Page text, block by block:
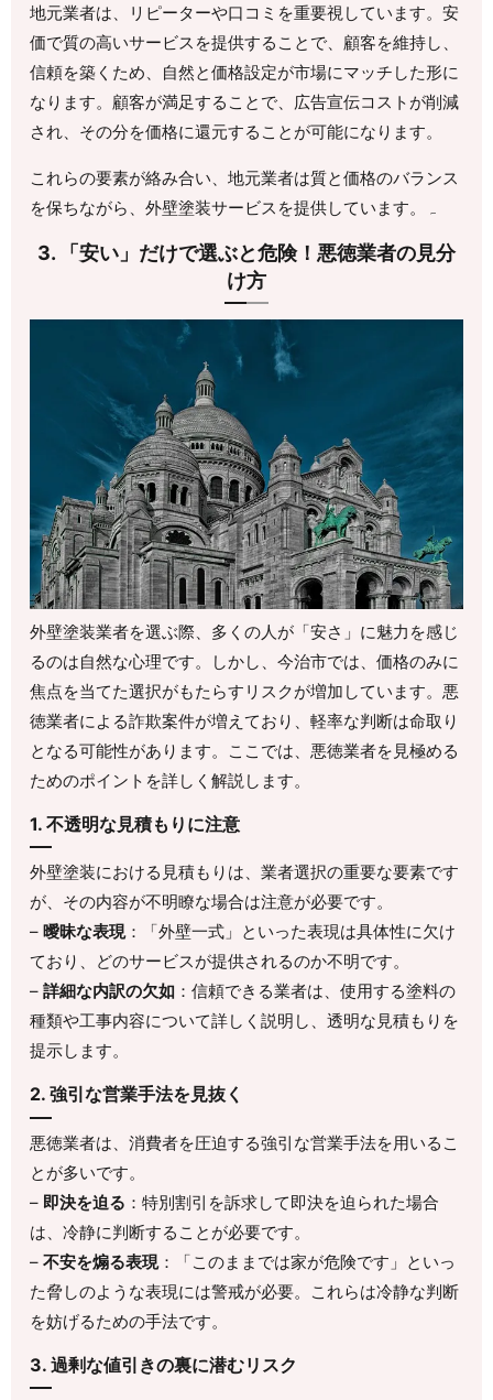
地元業者は、リピーターや口コミを重要視しています。安
価で質の高いサービスを提供することで、顧客を維持し、
信頼を築くため、自然と価格設定が市場にマッチした形に
なります。顧客が満足することで、広告宣伝コストが削減
され、その分を価格に還元することが可能になります。
これらの要素が絡み合い、地元業者は質と価格のバランス
3. 「安い」だけで選ぶと危険！悪徳業者の見分
け方
外壁塗装業者を選ぶ際、多くの人が「安さ」に魅力を感じ
るのは自然な心理です。しかし、今治市では、価格のみに
焦点を当てた選択がもたらすリスクが増加しています。悪
徳業者による詐欺案件が増えており、軽率な判断は命取り
となる可能性があります。ここでは、悪徳業者を見極める
ためのポイントを詳しく解説します。
1. 不透明な見積もりに注意
外壁塗装における見積もりは、業者選択の重要な要素です
が、その内容が不明瞭な場合は注意が必要です。
–曖昧な表現：「外壁一式」といった表現は具体性に欠け
ており、どのサービスが提供されるのか不明です。
–詳細な内訳の欠如 ：信頼できる業者は、使用する塗料の
種類や工事内容について詳しく説明し、透明な見積もりを
提示します。
2. 強引な営業手法を見抜く
悪徳業者は、消費者を圧迫する強引な営業手法を用いるこ
とが多いです。
– 即決を迫る ：特別割引を訴求して即決を迫られた場合
は、冷静に判断することが必要です。
–不安を煽る表現：「このままでは家が危険です」といっ
た脅しのような表現には警戒が必要。これらは冷静な判断
を妨げるための手法です。
3. 過剰な値引きの裏に潜むリスク